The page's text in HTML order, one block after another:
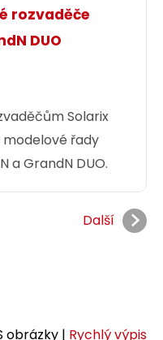
typu drát
typu licna.
rozvaděče
DUO
Solarix
řady
a GrandN DUO.
Další
obrázky | Rychlý výpis